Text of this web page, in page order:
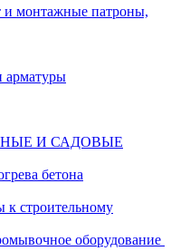
монтажные патроны,
арматуры
И САДОВЫЕ
бетона
к строительному
оборудование